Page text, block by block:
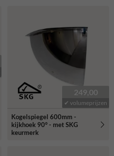
249,00
✔ volumeprijzen
Kogelspiegel 600mm -
kijkhoek 90° - met SKG
keurmerk